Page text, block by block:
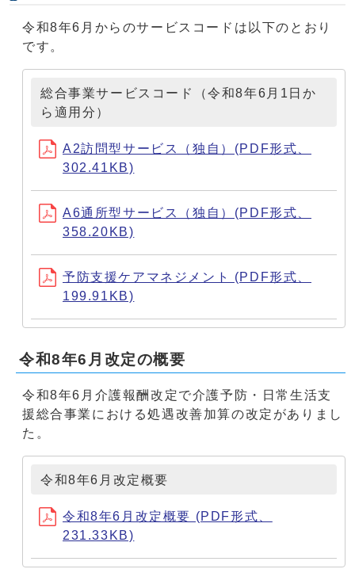
令和8年6月からのサービスコードは以下のとおり
です。
総合事業サービスコード（令和8年6月1日か
ら適用分）
A2訪問型サービス（独自）(PDF形式、
302.41KB)
A6通所型サービス（独自）(PDF形式、
358.20KB)
予防支援ケアマネジメント (PDF形式、
199.91KB)
令和8年6月改定の概要
令和8年6月介護報酬改定で介護予防・日常生活支
援総合事業における処遇改善加算の改定がありまし
た。
令和8年6月改定概要
令和8年6月改定概要 (PDF形式、
231.33KB)